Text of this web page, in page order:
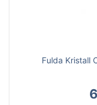
Fulda Kristall